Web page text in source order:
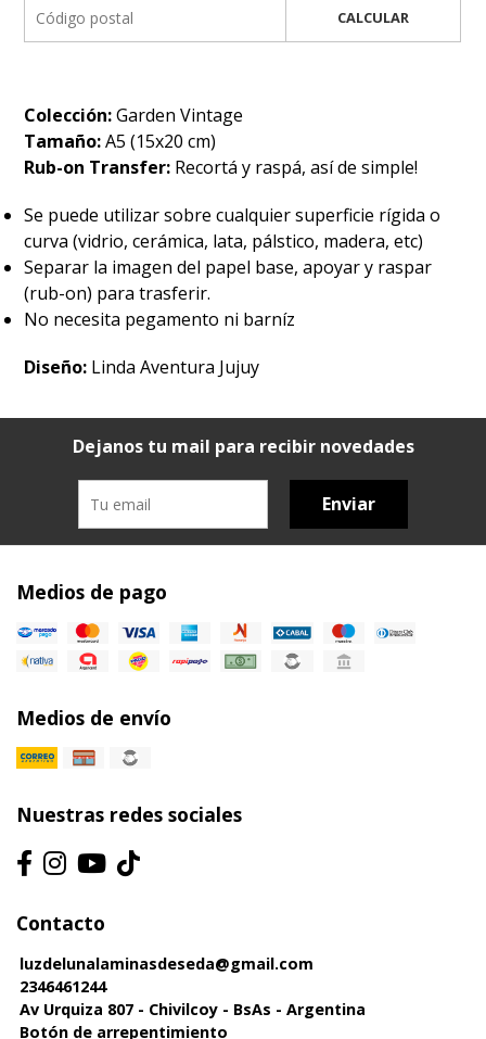
CALCULAR
Colección:Garden Vintage
Tamaño:A5 (15x20 cm)
Rub-on Transfer: Recortá y raspá, así de simple!
Se puede utilizar sobre cualquier superficie rígida o
curva (vidrio, cerámica, lata, pálstico, madera, etc)
Separar la imagen del papel base, apoyar y raspar
(rub-on) para trasferir.
No necesita pegamento ni barníz
Diseño: Linda Aventura Jujuy
Dejanos tu mail para recibir novedades
Enviar
Medios de pago
Medios de envío
Nuestras redes sociales
Contacto
luzdelunalaminasdeseda@gmail.com
2346461244
Av Urquiza 807 - Chivilcoy - BsAs - Argentina
Botón de arrepentimiento